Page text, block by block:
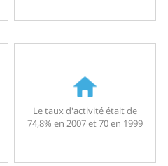
Le taux d'activité était de
74,8% en 2007 et 70 en 1999